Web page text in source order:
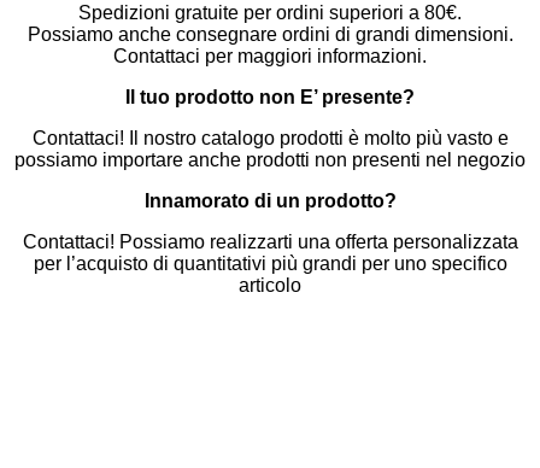
Spedizioni gratuite per ordini superiori a 80€.
Possiamo anche consegnare ordini di grandi dimensioni.
Contattaci per maggiori informazioni.
Il tuo prodotto non E’ presente?
Contattaci! Il nostro catalogo prodotti è molto più vasto e
possiamo importare anche prodotti non presenti nel negozio
Innamorato di un prodotto?
Contattaci! Possiamo realizzarti una offerta personalizzata
per l’acquisto di quantitativi più grandi per uno specifico
articolo